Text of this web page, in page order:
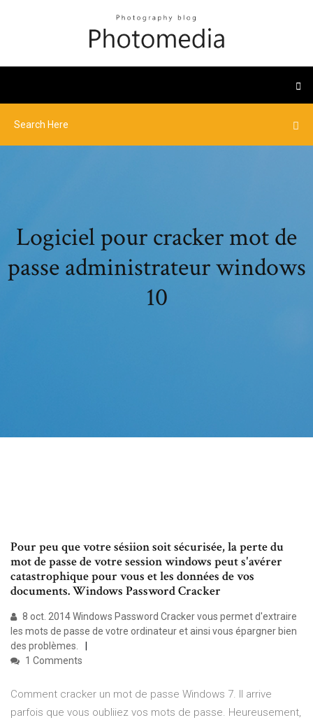
Logiciel pour cracker mot de
passe administrateur windows
10
Pour peu que votre sésiion soit sécurisée, la perte du
mot de passe de votre session windows peut s'avérer
catastrophique pour vous et les données de vos
documents. Windows Password Cracker
8 oct. 2014 Windows Password Cracker vous permet d'extraire
les mots de passe de votre ordinateur et ainsi vous épargner bien
des problèmes.
1 Comments
Comment cracker un mot de passe Windows 7. Il arrive
parfois que vous oubliiez vos mots de passe. Heureusement,